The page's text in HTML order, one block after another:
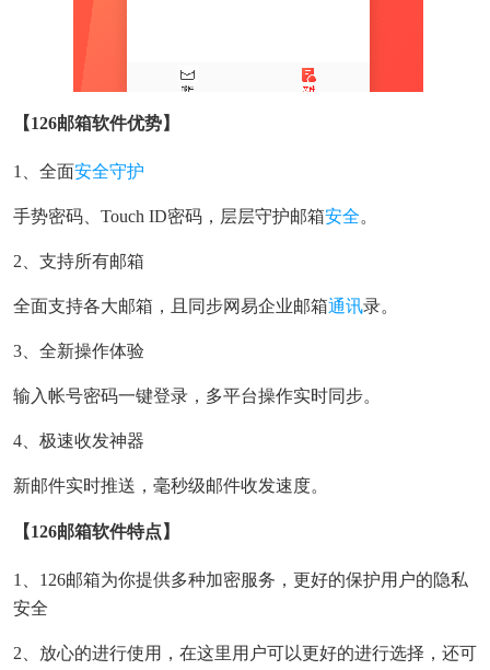
【126邮箱软件优势】
1、全面安全守护
手势密码、Touch ID密码，层层守护邮箱安全。
2、支持所有邮箱
全面支持各大邮箱，且同步网易企业邮箱通讯录。
3、全新操作体验
输入帐号密码一键登录，多平台操作实时同步。
4、极速收发神器
新邮件实时推送，毫秒级邮件收发速度。
【126邮箱软件特点】
1、126邮箱为你提供多种加密服务，更好的保护用户的隐私
安全
2、放心的进行使用，在这里用户可以更好的进行选择，还可